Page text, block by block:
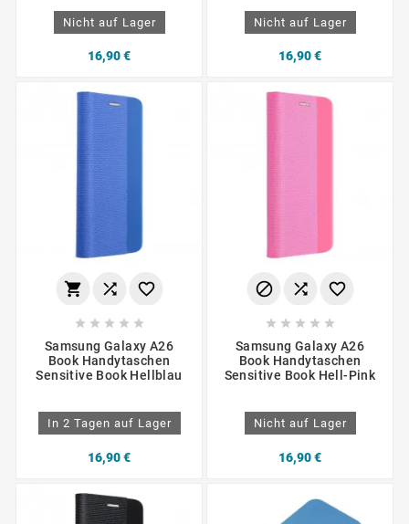
Nicht auf Lager
16,90 €
Nicht auf Lager
16,90 €
  
    
Samsung Galaxy A26
Book Handytaschen
Sensitive Book Hellblau
In 2 Tagen auf Lager
16,90 €
  
    
Samsung Galaxy A26
Book Handytaschen
Sensitive Book Hell-Pink
Nicht auf Lager
16,90 €